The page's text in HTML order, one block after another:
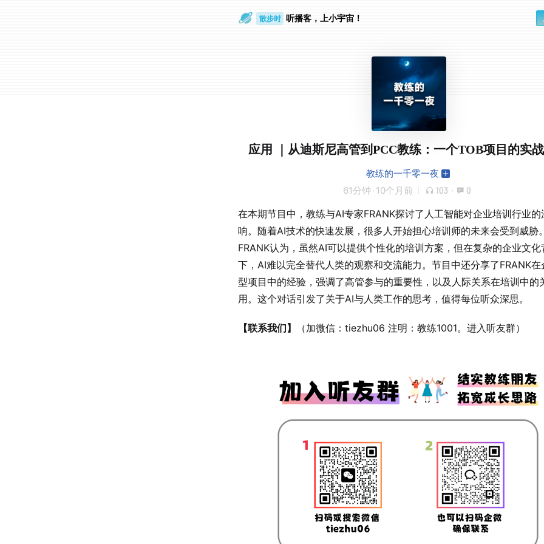
通勤路上 听播客，上小宇宙！
应用 ｜从迪斯尼高管到PCC教练：一个TOB项目的实
教练的一千零一夜
61分钟 · 10个月前 103 · 0
在本期节目中，教练与AI专家FRANK探讨了人工智能对企业培训行业的
响。随着AI技术的快速发展，很多人开始担心培训师的未来会受到威胁
FRANK认为，虽然AI可以提供个性化的培训方案，但在复杂的企业文化
下，AI难以完全替代人类的观察和交流能力。节目中还分享了FRANK在
型项目中的经验，强调了高管参与的重要性，以及人际关系在培训中的
用。这个对话引发了关于AI与人类工作的思考，值得每位听众深思。
【联系我们】 （加微信：tiezhu06 注明：教练1001。进入听友群）